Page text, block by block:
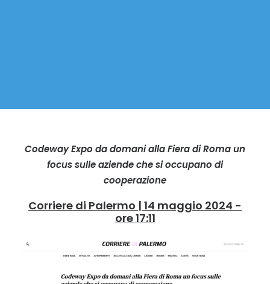
Codeway Expo da domani alla Fiera di Roma un
focus sulle aziende che si occupano di
cooperazione
Corriere di Palermo | 14 maggio 2024 -
ore 17:11